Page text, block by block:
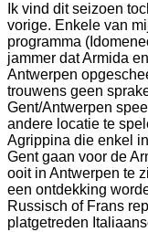
Ik vind dit seizoen
vorige. Enkele van
programma
jammer dat Armida
Antwerpen
trouwens geen
Gent/Antwerpen
andere locatie te
Agrippina die enkel
Gent gaan voor de
ooit in Antwerpen te
een ontdekking
Russisch of Frans
platgetreden